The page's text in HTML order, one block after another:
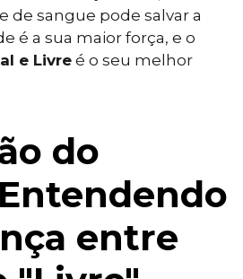
de sangue pode salvar a
é a sua maior força, e o
e Livre é o seu melhor
do
entre